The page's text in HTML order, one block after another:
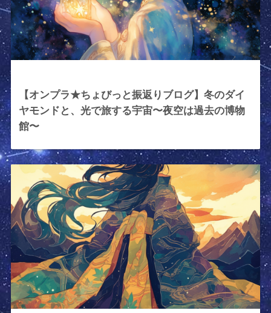
【オンプラ★ちょびっと振返りブログ】冬のダイ
ヤモンドと、光で旅する宇宙〜夜空は過去の博物
館〜